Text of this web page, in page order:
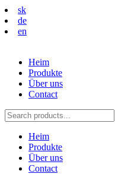
sk
de
en
Heim
Produkte
Über uns
Contact
Heim
Produkte
Über uns
Contact